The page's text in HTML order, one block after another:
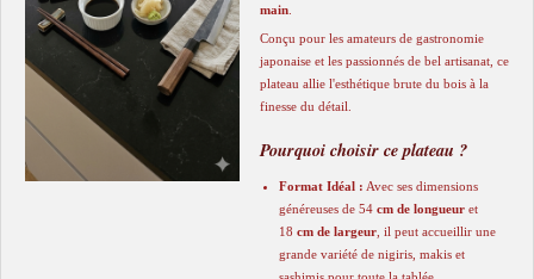
main.
​Conçu pour les amateurs de gastronomie
japonaise et les passionnés de bel artisanat, ce
plateau allie l'esthétique brute du bois à la
finesse du détail.
​Pourquoi choisir ce plateau ?
Format Idéal : Avec ses dimensions
généreuses de 54 cm de longueur et
18 cm de largeur , il peut accueillir une
grande variété de nigiris, makis et
sashimis pour toute la tablée.